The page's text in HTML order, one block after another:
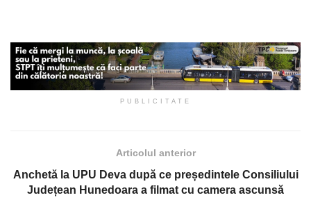
PUBLICITATE
Articolul anterior
Anchetă la UPU Deva după ce președintele Consiliului
Județean Hunedoara a filmat cu camera ascunsă